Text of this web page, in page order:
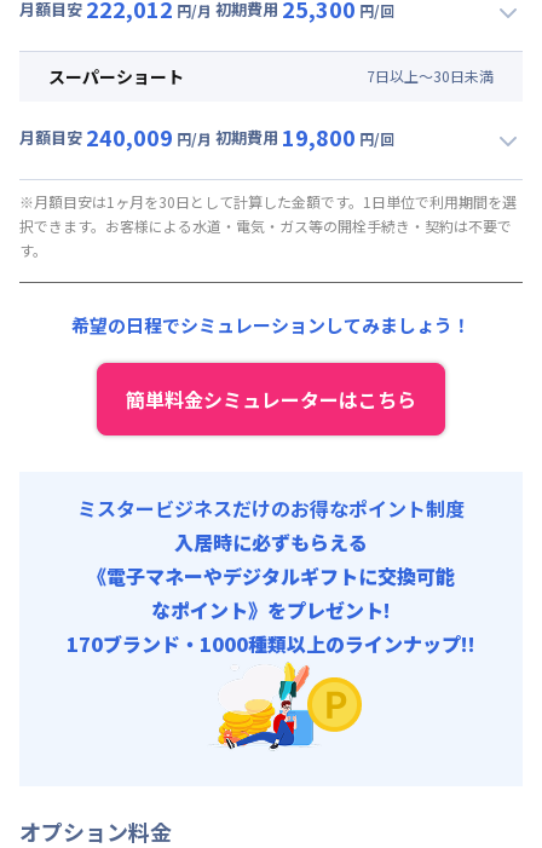
光熱費他 : 40,920円/月 (1,364円/日) (税抜)
月額目安 222,012 円/月 初期費用 25,300 円/回
月額賃料目安(30日利用)
光熱費他 : 40,920円/月 (1,364円/日) (税抜)
スーパーショート 7日以上～30日未満
月額目安 240,009 円/月 初期費用 19,800 円/回
月額賃料目安(30日利用)
賃料 : 177,270円/月 (5,909円/日) (税抜)
光熱費他 :
※月額目安は1ヶ月を30日として計算した金額です。1日単位で利用期間を選
択できます。お客様による水道・電気・ガス等の開栓手続き・契約は不要で
す。
希望の日程でシミュレーションしてみましょう！
簡単料金シミュレーターはこちら
ミスタービジネスだけのお得なポイント制度
入居時に必ずもらえる
《電子マネーやデジタルギフトに交換可能
なポイント》をプレゼント!
170ブランド・1000種類以上のラインナップ!!
オプション料金